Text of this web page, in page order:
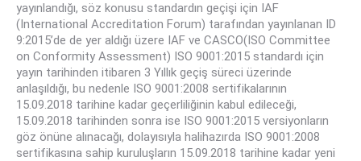
yayınlandığı, söz konusu standardın geçişi için IAF
(International Accreditation Forum) tarafından yayınlanan ID
9:2015’de de yer aldığı üzere IAF ve CASCO(ISO Committee
on Conformity Assessment) ISO 9001:2015 standardı için
yayın tarihinden itibaren 3 Yıllık geçiş süreci üzerinde
anlaşıldığı, bu nedenle ISO 9001:2008 sertifikalarının
15.09.2018 tarihine kadar geçerliliğinin kabul edileceği,
15.09.2018 tarihinden sonra ise ISO 9001:2015 versiyonların
göz önüne alınacağı, dolayısıyla halihazırda ISO 9001:2008
sertifikasına sahip kuruluşların 15.09.2018 tarihine kadar yeni